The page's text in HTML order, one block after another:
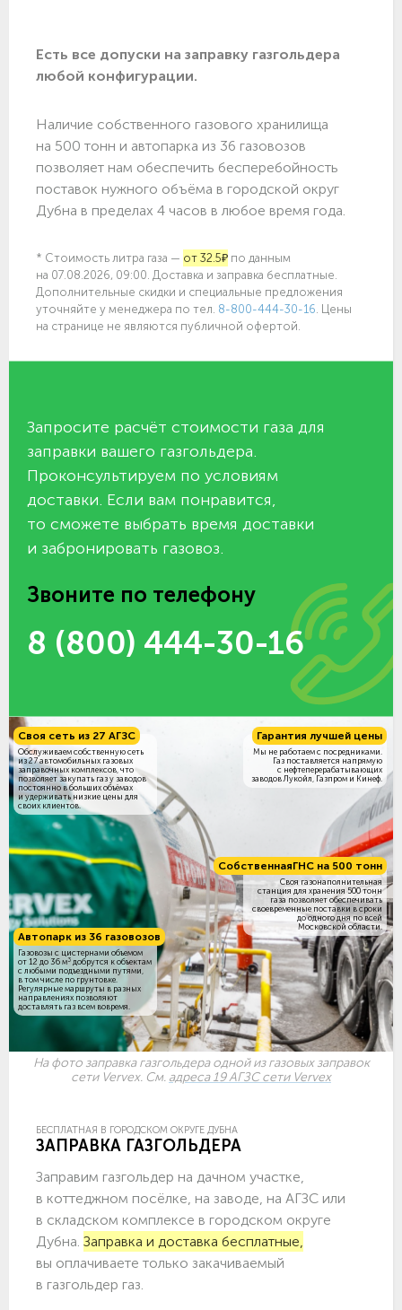
Есть все допуски нa заправку газгольдера
любой конфигурации.
Наличие собственного газового хранилища
на 500 тонн и автопарка из 36 газовозов
позволяет нам обеспечить бесперебойность
поставок нужного объёма в городской округ
Дубна в пределах 4 часов в любое время года.
* Стоимость литра газа — от 32.5₽ по данным
на 07.08.2026, 09:00. Доставка и заправка бесплатные.
Дополнительные скидки и специальные предложения
уточняйте у менеджера по тел. 8-800-444-30-16 . Цены
на странице не являются публичной офертой.
Запросите расчёт стоимости газа для
заправки вашего газгольдера.
Проконсультируем по условиям
доставки. Если вам понравится,
то сможете выбрать время доставки
и забронировать газовоз.
Звоните по телефону
8 (800) 444-30-16
СобственнаяГНС на 500 тонн
Своя газонаполнительная
станция для хранения 500 тонн
газа позволяет обеспечивать
своевременные поставки в сроки
до одного дня по всей
Московской области.
Своя сеть из 27 АГЗС
Обслуживаем собственную сеть
из 27 автомобильных газовых
заправочных комплексов, что
позволяет закупать газ у заводов
постоянно в больших объёмах
и удерживать низкие цены для
своих клиентов.
Гарантия лучшей цены
Мы не работаем с посредниками.
Газ поставляется напрямую
с нефтеперерабатывающих
заводов Лукойл, Газпром и Кинеф.
Автопарк из 36 газовозов
Газовозы с цистернами объемом
от 12 до 36 м3 добрутся к объектам
c любыми подъездными путями,
в том числе по грунтовке.
Регулярные маршруты в разных
направлениях позволяют
доставлять газ всем вовремя.
На фото заправка газгольдера одной из газовых заправок
сети Vervex. См. адреса 19 АГЗС сети Vervex
БЕСПЛАТНАЯ В ГОРОДСКОМ ОКРУГЕ ДУБНА
ЗАПРАВКА ГАЗГОЛЬДЕРА
Заправим газгольдер на дачном участке,
в коттеджном посёлке, на заводе, на АГЗС или
в складском комплексе в городском округе
Дубна. Заправка и доставка бесплатные,
вы оплачиваете только закачиваемый
в газгольдер газ.